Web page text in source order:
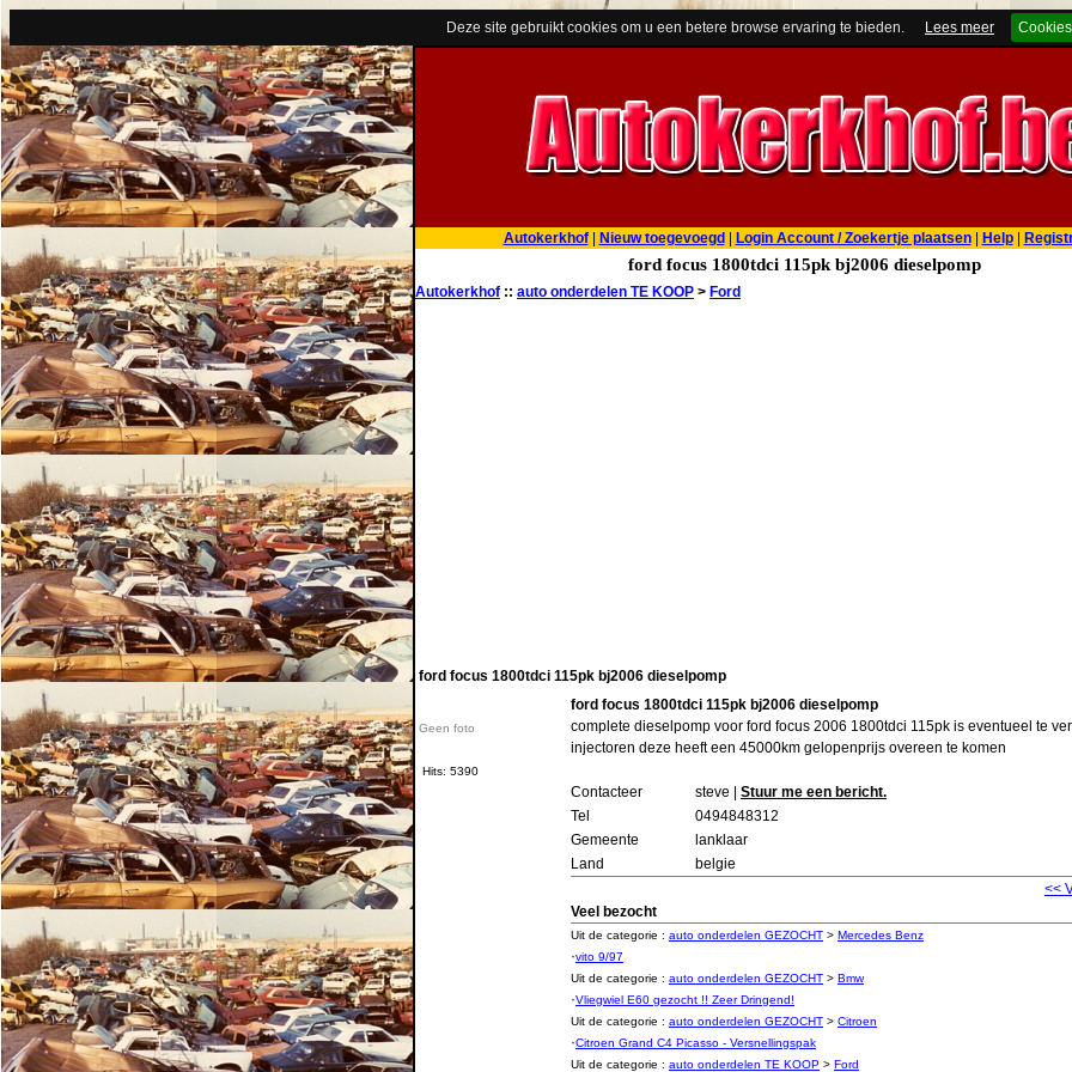
Deze site gebruikt cookies om u een betere browse ervaring te bieden. Lees meer
Autokerkhof| Nieuw toegevoegd Login Account / Zoekertje plaatsen| Help|
ford focus 1800tdci 115pk bj2006 dieselpomp
Autokerkhof :: auto onderdelen TE KOOP > Ford
ford focus 1800tdci 115pk bj2006 dieselpomp
Geen foto
Hits: 5390
ford focus 1800tdci 115pk bj2006 dieselpomp
complete dieselpomp voor ford focus 2006 1800tdci 115pk is eventueel te
injectoren deze heeft een 45000km gelopenprijs overeen te komen
Contacteer steve | Stuur me een bericht.
Tel
0494848312
Gemeente
lanklaar
Land
belgie
<<
Veel bezocht
Uit de categorie : auto onderdelen GEZOCHT > Mercedes Benz
·vito 9/97
Uit de categorie : auto onderdelen GEZOCHT > Bmw
·Vliegwiel E60 gezocht !! Zeer Dringend!
Uit de categorie : auto onderdelen GEZOCHT > Citroen
·Citroen Grand C4 Picasso - Versnellingspak
Uit de categorie : auto onderdelen TE KOOP > Ford